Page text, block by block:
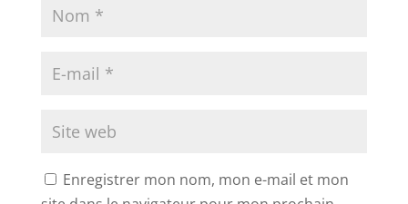
Enregistrer mon nom, mon e-mail et mon